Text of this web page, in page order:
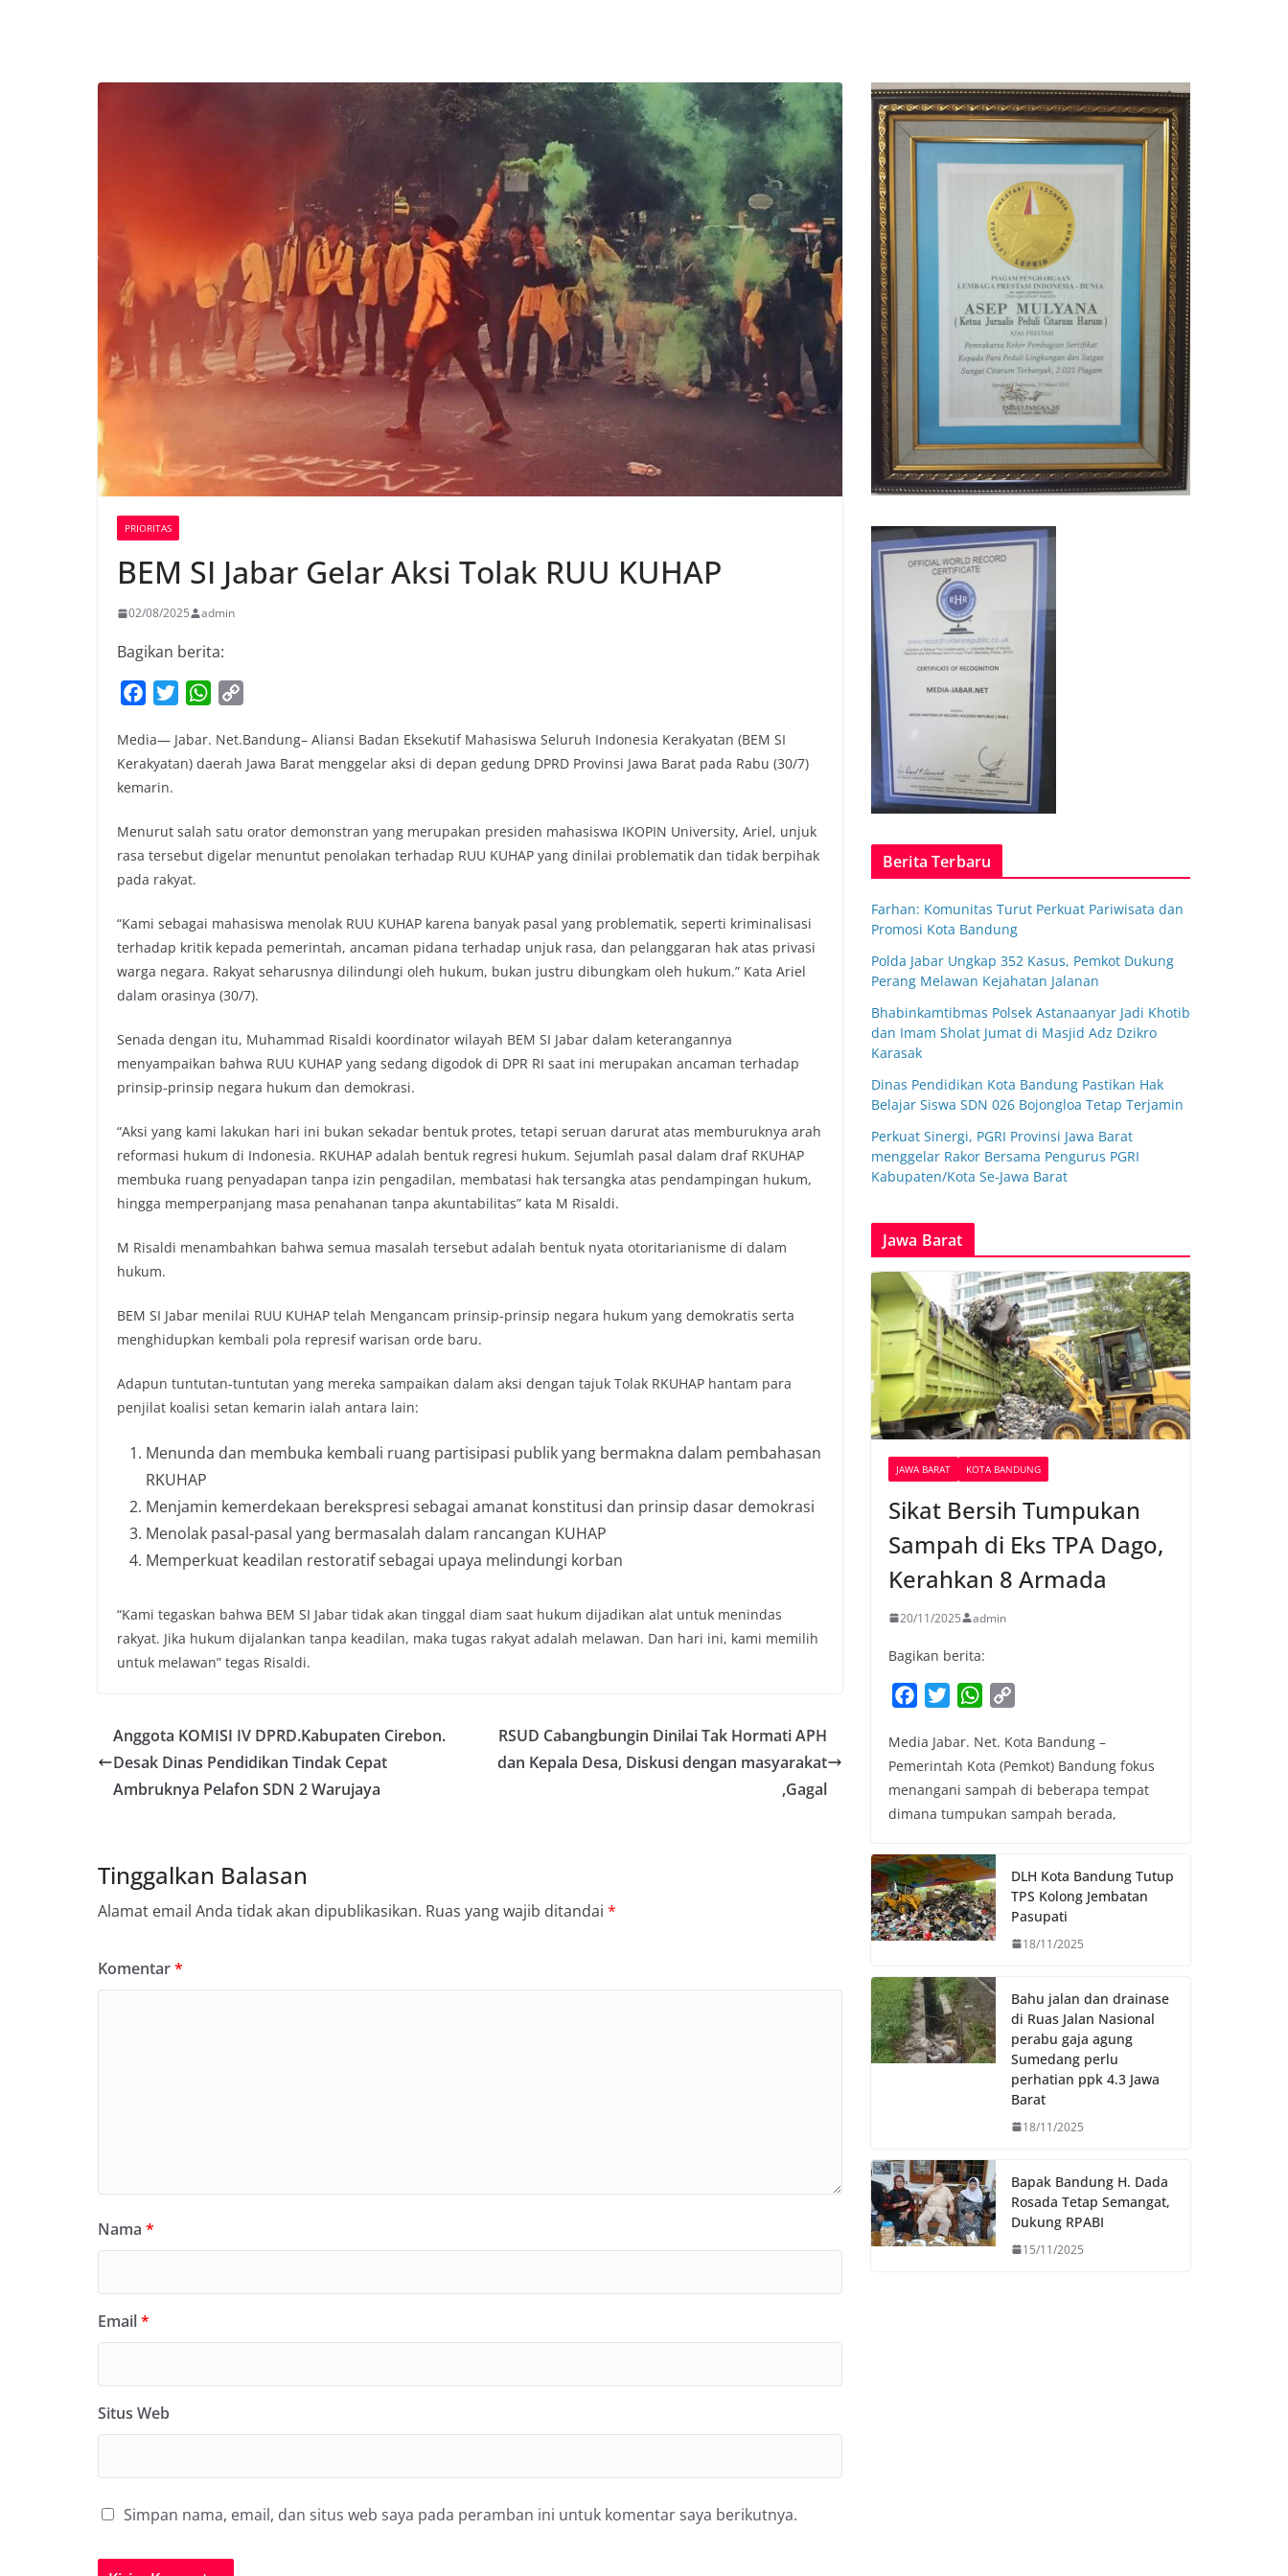
PRIORITAS
BEM SI Jabar Gelar Aksi Tolak RUU KUHAP
02/08/2025 admin
Bagikan berita:
c
e
b
o
k
i
t
r
W
a
t
p
p
p
y
n
k
Media— Jabar. Net.Bandung– Aliansi Badan Eksekutif Mahasiswa Seluruh Indonesia Kerakyatan (BEM SI
Kerakyatan) daerah Jawa Barat menggelar aksi di depan gedung DPRD Provinsi Jawa Barat pada Rabu (30/7)
kemarin.
Menurut salah satu orator demonstran yang merupakan presiden mahasiswa IKOPIN University, Ariel, unjuk
rasa tersebut digelar menuntut penolakan terhadap RUU KUHAP yang dinilai problematik dan tidak berpihak
pada rakyat.
“Kami sebagai mahasiswa menolak RUU KUHAP karena banyak pasal yang problematik, seperti kriminalisasi
terhadap kritik kepada pemerintah, ancaman pidana terhadap unjuk rasa, dan pelanggaran hak atas privasi
warga negara. Rakyat seharusnya dilindungi oleh hukum, bukan justru dibungkam oleh hukum.” Kata Ariel
dalam orasinya (30/7).
Senada dengan itu, Muhammad Risaldi koordinator wilayah BEM SI Jabar dalam keterangannya
menyampaikan bahwa RUU KUHAP yang sedang digodok di DPR RI saat ini merupakan ancaman terhadap
prinsip-prinsip negara hukum dan demokrasi.
“Aksi yang kami lakukan hari ini bukan sekadar bentuk protes, tetapi seruan darurat atas memburuknya arah
reformasi hukum di Indonesia. RKUHAP adalah bentuk regresi hukum. Sejumlah pasal dalam draf RKUHAP
membuka ruang penyadapan tanpa izin pengadilan, membatasi hak tersangka atas pendampingan hukum,
hingga memperpanjang masa penahanan tanpa akuntabilitas” kata M Risaldi.
M Risaldi menambahkan bahwa semua masalah tersebut adalah bentuk nyata otoritarianisme di dalam
hukum.
BEM SI Jabar menilai RUU KUHAP telah Mengancam prinsip-prinsip negara hukum yang demokratis serta
menghidupkan kembali pola represif warisan orde baru.
Adapun tuntutan-tuntutan yang mereka sampaikan dalam aksi dengan tajuk Tolak RKUHAP hantam para
penjilat koalisi setan kemarin ialah antara lain:
Menunda dan membuka kembali ruang partisipasi publik yang bermakna dalam pembahasan
RKUHAP
Menjamin kemerdekaan berekspresi sebagai amanat konstitusi dan prinsip dasar demokrasi
Menolak pasal-pasal yang bermasalah dalam rancangan KUHAP
Memperkuat keadilan restoratif sebagai upaya melindungi korban
“Kami tegaskan bahwa BEM SI Jabar tidak akan tinggal diam saat hukum dijadikan alat untuk menindas
rakyat. Jika hukum dijalankan tanpa keadilan, maka tugas rakyat adalah melawan. Dan hari ini, kami memilih
untuk melawan” tegas Risaldi.
Anggota KOMISI IV DPRD.Kabupaten Cirebon.
Desak Dinas Pendidikan Tindak Cepat
Ambruknya Pelafon SDN 2 Warujaya
RSUD Cabangbungin Dinilai Tak Hormati APH
dan Kepala Desa, Diskusi dengan masyarakat
,Gagal
Tinggalkan Balasan
Alamat email Anda tidak akan dipublikasikan. Ruas yang wajib ditandai *
Komentar*
Nama *
Email*
Situs Web
Simpan nama, email, dan situs web saya pada peramban ini untuk komentar saya berikutnya.
Berita Terbaru
Farhan: Komunitas Turut Perkuat Pariwisata dan
Promosi Kota Bandung
Polda Jabar Ungkap 352 Kasus, Pemkot Dukung
Perang Melawan Kejahatan Jalanan
Bhabinkamtibmas Polsek Astanaanyar Jadi Khotib
dan Imam Sholat Jumat di Masjid Adz Dzikro
Karasak
Dinas Pendidikan Kota Bandung Pastikan Hak
Belajar Siswa SDN 026 Bojongloa Tetap Terjamin
Perkuat Sinergi, PGRI Provinsi Jawa Barat
menggelar Rakor Bersama Pengurus PGRI
Kabupaten/Kota Se-Jawa Barat
Jawa Barat
JAWA BARAT KOTA BANDUNG
Sikat Bersih Tumpukan
Sampah di Eks TPA Dago,
Kerahkan 8 Armada
20/11/2025 admin
Bagikan berita:
c
e
b
o
k
i
t
t
e
W
a
t
s
A
p
p
y
L
i
k
Media Jabar. Net. Kota Bandung –
Pemerintah Kota (Pemkot) Bandung fokus
menangani sampah di beberapa tempat
dimana tumpukan sampah berada,
DLH Kota Bandung Tutup
TPS Kolong Jembatan
Pasupati
18/11/2025
Bahu jalan dan drainase
di Ruas Jalan Nasional
perabu gaja agung
Sumedang perlu
perhatian ppk 4.3 Jawa
Barat
18/11/2025
Bapak Bandung H. Dada
Rosada Tetap Semangat,
Dukung RPABI
15/11/2025